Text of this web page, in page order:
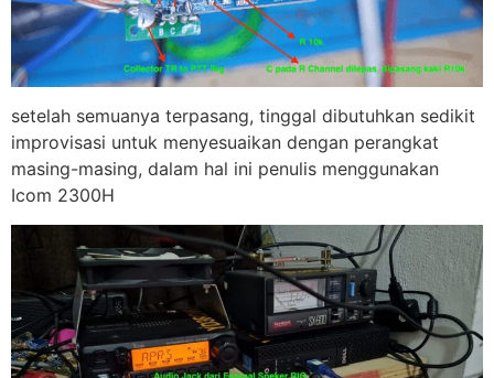
setelah semuanya terpasang, tinggal dibutuhkan sedikit
improvisasi untuk menyesuaikan dengan perangkat
masing-masing, dalam hal ini penulis menggunakan
Icom 2300H